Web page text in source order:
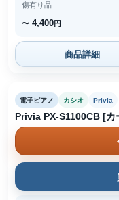
傷有り品
〜 4,400円
商品詳細
電子ピアノ カシオ Privia
Privia PX-S1100CB [カ